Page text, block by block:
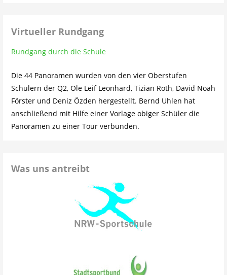
Virtueller Rundgang
Rundgang durch die Schule
Die 44 Panoramen wurden von den vier Oberstufen
Schülern der Q2, Ole Leif Leonhard, Tizian Roth, David Noah
Förster und Deniz Özden hergestellt. Bernd Uhlen hat
anschließend mit Hilfe einer Vorlage obiger Schüler die
Panoramen zu einer Tour verbunden.
Was uns antreibt